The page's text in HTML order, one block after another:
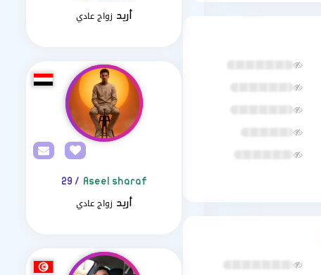
أريد زواج عادي
Aseel sharaf
/ 29
أريد زواج عادي